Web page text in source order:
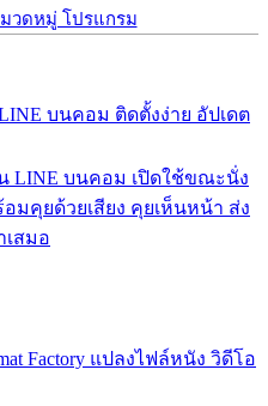
วดหมู่ โปรแกรม
บนคอม ติดตั้งง่าย อัปเดต
LINE บนคอม เปิดใช้ขณะนั่ง
มคุยด้วยเสียง คุยเห็นหน้า ส่ง
เสมอ
Factory แปลงไฟล์หนัง วิดีโอ